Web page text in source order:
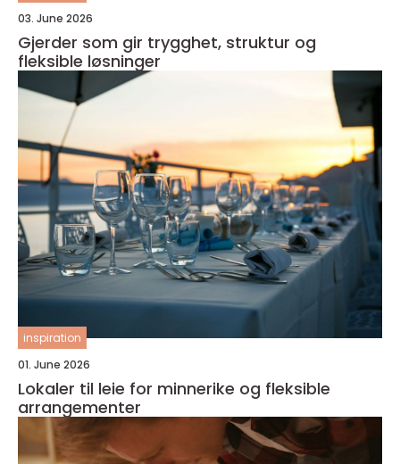
03. June 2026
Gjerder som gir trygghet, struktur og
fleksible løsninger
inspiration
01. June 2026
Lokaler til leie for minnerike og fleksible
arrangementer